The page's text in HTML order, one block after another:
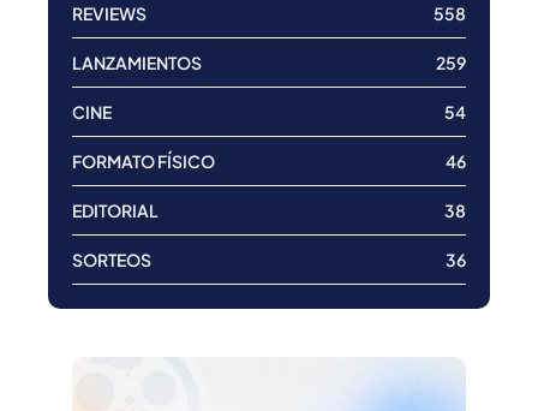
REVIEWS 558
LANZAMIENTOS 259
CINE 54
FORMATO FÍSICO 46
EDITORIAL 38
SORTEOS 36